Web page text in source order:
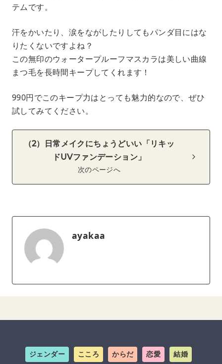
テムです。
汗をかいたり、涙をながしたりしてもパンダ目にはな
りたくないですよね？
この無印のウォータープルーフマスカラは美しい曲線
まつ毛を長時間キープしてくれます！
990円でこのキープ力はとっても魅力的なので、ぜひ
試してみてください。
（2）日常メイクにちょうどいい「リキッ
ドUVファンデーション」
次のページへ
ayakaa
ジェンダー こころ からだ 恋愛 結婚